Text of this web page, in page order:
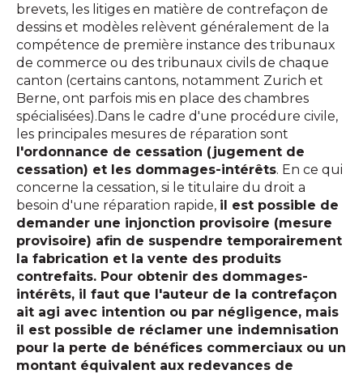
brevets, les litiges en matière de contrefaçon de
dessins et modèles relèvent généralement de la
compétence de première instance des tribunaux
de commerce ou des tribunaux civils de chaque
canton (certains cantons, notamment Zurich et
Berne, ont parfois mis en place des chambres
spécialisées).Dans le cadre d'une procédure civile,
les principales mesures de réparation sont
l'ordonnance de cessation (jugement de
cessation) et les dommages-intérêts. En ce qui
concerne la cessation, si le titulaire du droit a
besoin d'une réparation rapide, il est possible de
demander une injonction provisoire (mesure
provisoire) afin de suspendre temporairement
la fabrication et la vente des produits
contrefaits. Pour obtenir des dommages-
intérêts, il faut que l'auteur de la contrefaçon
ait agi avec intention ou par négligence, mais
il est possible de réclamer une indemnisation
pour la perte de bénéfices commerciaux ou un
montant équivalent aux redevances de